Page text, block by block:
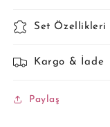
Set Özellikleri
Kargo & İade
Paylaş